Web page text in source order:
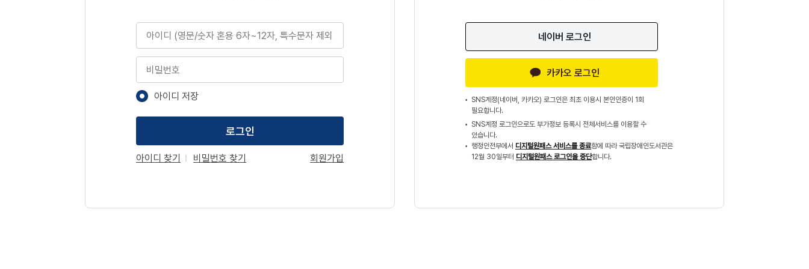
아이디
비밀번호
아이디 저장
로그인
아이디 찾기 비밀번호 찾기 회원가입
네이버 로그인
카카오 로그인
SNS계정(네이버, 카카오) 로그인은 최초 이용시 본인인증이 1회
필요합니다.
SNS계정 로그인으로도 부가정보 등록시 전체서비스를 이용할 수
있습니다.
행정안전부에서 디지털원패스 서비스를 종료함에 따라 국립장애인도서관은
12월 30일부터 디지털원패스 로그인을 중단합니다.